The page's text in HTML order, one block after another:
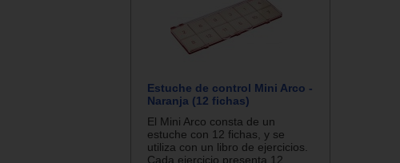
Estuche de control Mini Arco -
Naranja (12 fichas)
El Mini Arco consta de un
estuche con 12 fichas, y se
utiliza con un libro de ejercicios.
Cada ejercicio presenta 12